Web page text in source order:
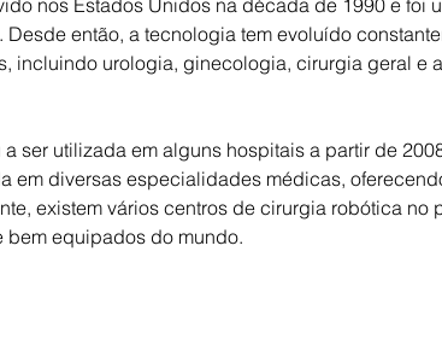
nos Estados Unidos na década de 1990 e foi
então, a tecnologia tem evoluído
incluindo urologia, ginecologia, cirurgia geral e
ser utilizada em alguns hospitais a partir de
em diversas especialidades médicas,
existem vários centros de cirurgia robótica no
bem equipados do mundo.